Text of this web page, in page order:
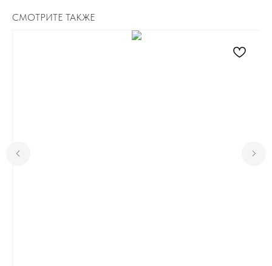
СМОТРИТЕ ТАКЖЕ